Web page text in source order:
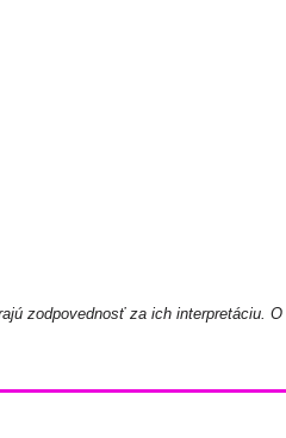
zodpovednosť za ich interpretáciu.